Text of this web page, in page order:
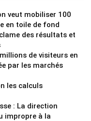
veut mobiliser 100
en toile de fond
des résultats et
de visiteurs en
par les marchés
les calculs
: La direction
impropre à la